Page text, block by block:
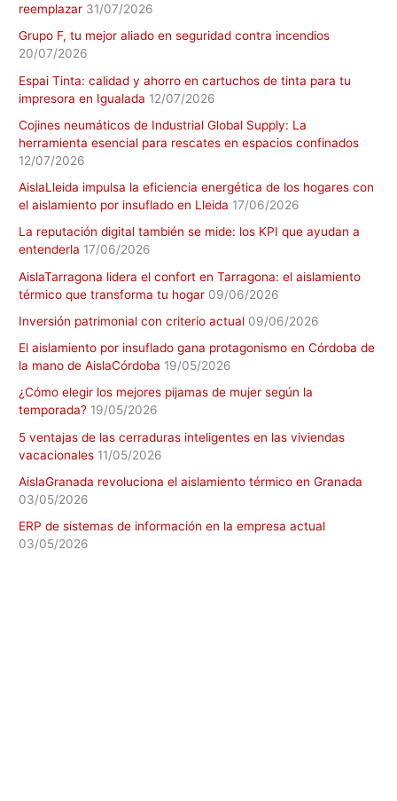
reemplazar 31/07/2026
Grupo F, tu mejor aliado en seguridad contra incendios
20/07/2026
Espai Tinta: calidad y ahorro en cartuchos de tinta para tu
impresora en Igualada 12/07/2026
Cojines neumáticos de Industrial Global Supply: La
herramienta esencial para rescates en espacios confinados
12/07/2026
AislaLleida impulsa la eficiencia energética de los hogares con
el aislamiento por insuflado en Lleida 17/06/2026
La reputación digital también se mide: los KPI que ayudan a
entenderla 17/06/2026
AislaTarragona lidera el confort en Tarragona: el aislamiento
térmico que transforma tu hogar 09/06/2026
Inversión patrimonial con criterio actual 09/06/2026
El aislamiento por insuflado gana protagonismo en Córdoba de
la mano de AislaCórdoba 19/05/2026
¿Cómo elegir los mejores pijamas de mujer según la
temporada? 19/05/2026
5 ventajas de las cerraduras inteligentes en las viviendas
vacacionales 11/05/2026
AislaGranada revoluciona el aislamiento térmico en Granada
03/05/2026
ERP de sistemas de información en la empresa actual
03/05/2026